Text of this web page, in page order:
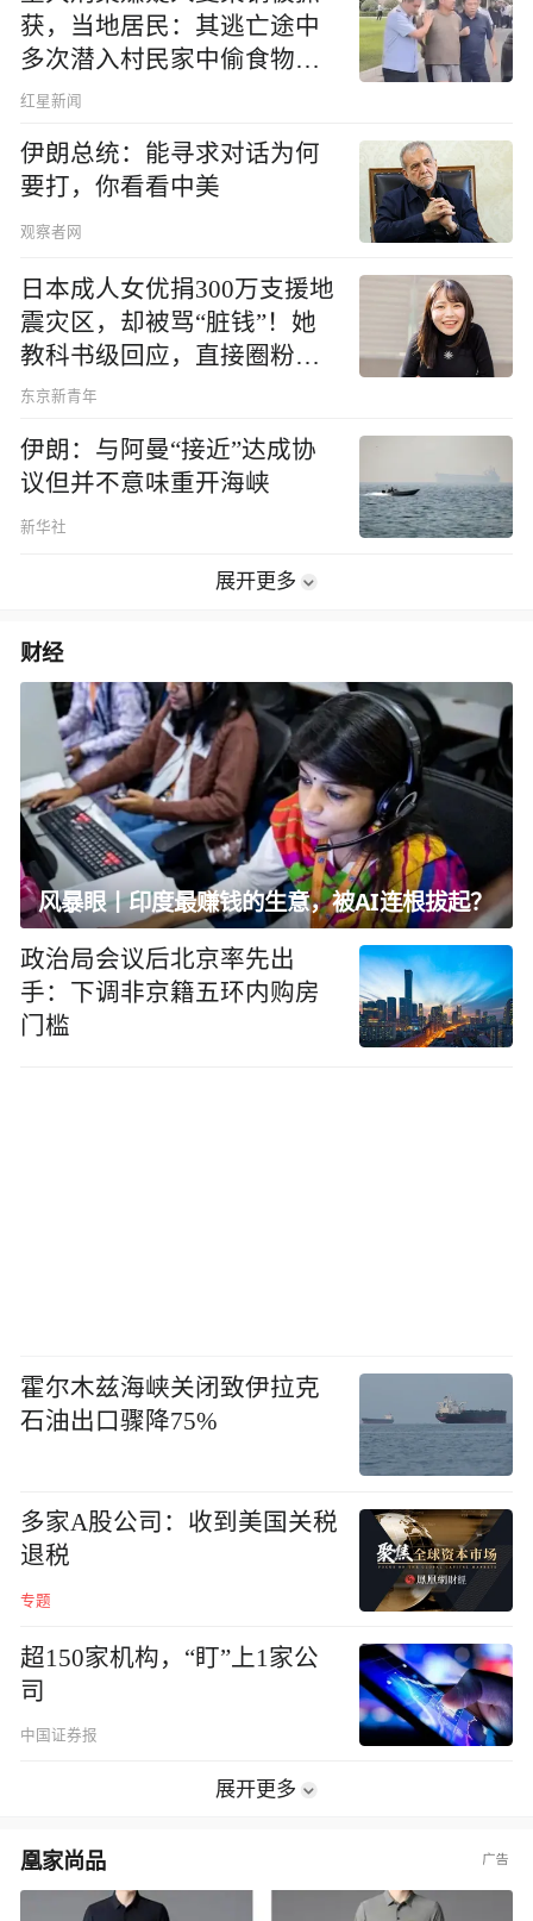
获，当地居民：其逃亡途中
多次潜入村民家中偷食物被
发现
红星新闻
伊朗总统：能寻求对话为何
要打，你看看中美
观察者网
日本成人女优捐300万支援地
震灾区，却被骂“脏钱”！她
教科书级回应，直接圈粉无
数
东京新青年
伊朗：与阿曼“接近”达成协
议但并不意味重开海峡
新华社
展开更多
财经
风暴眼丨印度最赚钱的生意，被AI连根拔起？
政治局会议后北京率先出
手：下调非京籍五环内购房
门槛
霍尔木兹海峡关闭致伊拉克
石油出口骤降75%
多家A股公司：收到美国关税
退税
专题
超150家机构，“盯”上1家公
司
中国证券报
展开更多
凰家尚品